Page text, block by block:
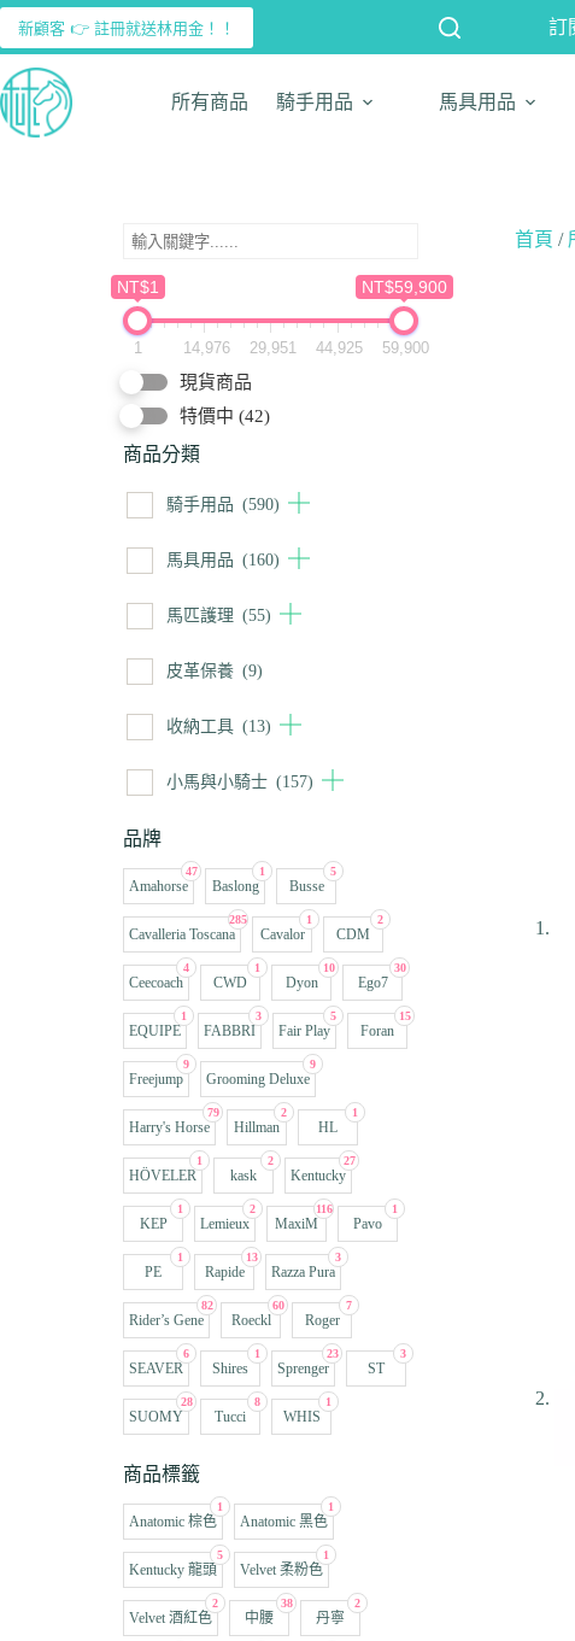
新顧客 👉 註冊就送林用金！！ 訂
所有商品 騎手用品 馬具用品
NT$1 NT$59,900
1 14,976 29,951 44,925 59,900
現貨商品
特價中 (42)
商品分類
騎手用品 (590)
馬具用品 (160)
馬匹護理 (55)
皮革保養 (9)
收納工具 (13)
小馬與小騎士 (157)
品牌
47
Amahorse
1
Baslong
5
Busse
285
Cavalleria Toscana
1
Cavalor
2
CDM
4
Ceecoach
1
CWD
10
Dyon
30
Ego7
1
EQUIPE
3
FABBRI
5
Fair Play
15
Foran
9
Freejump
9
Grooming Deluxe
79
Harry's Horse
2
Hillman
1
HL
1
HÖVELER
2
kask
27
Kentucky
1
KEP
2
Lemieux
116
MaxiM
1
Pavo
1
PE
13
Rapide
3
Razza Pura
82
Rider’s Gene
60
Roeckl
7
Roger
6
SEAVER
1
Shires
23
Sprenger
3
ST
28
SUOMY
8
Tucci
1
WHIS
商品標籤
1
Anatomic 棕色
1
Anatomic 黑色
5
Kentucky 龍頭
1
Velvet 柔粉色
2
Velvet 酒紅色
38
中腰
2
丹寧
首頁 /